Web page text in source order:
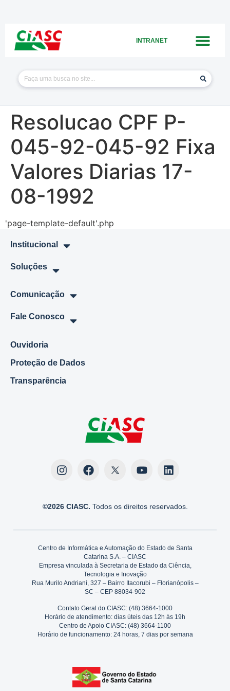
INTRANET
Resolucao CPF P-
045-92-045-92 Fixa
Valores Diarias 17-
08-1992
'page-template-default'.php
Institucional
Soluções
Comunicação
Fale Conosco
Ouvidoria
Proteção de Dados
Transparência
©2026 CIASC. Todos os direitos reservados.
Centro de Informática e Automação do Estado de Santa
Catarina S.A. – CIASC
Empresa vinculada à Secretaria de Estado da Ciência,
Tecnologia e Inovação
Rua Murilo Andriani, 327 – Bairro Itacorubi – Florianópolis –
SC – CEP 88034-902
Contato Geral do CIASC: (48) 3664-1000
Horário de atendimento: dias úteis das 12h às 19h
Centro de Apoio CIASC: (48) 3664-1100
Horário de funcionamento: 24 horas, 7 dias por semana